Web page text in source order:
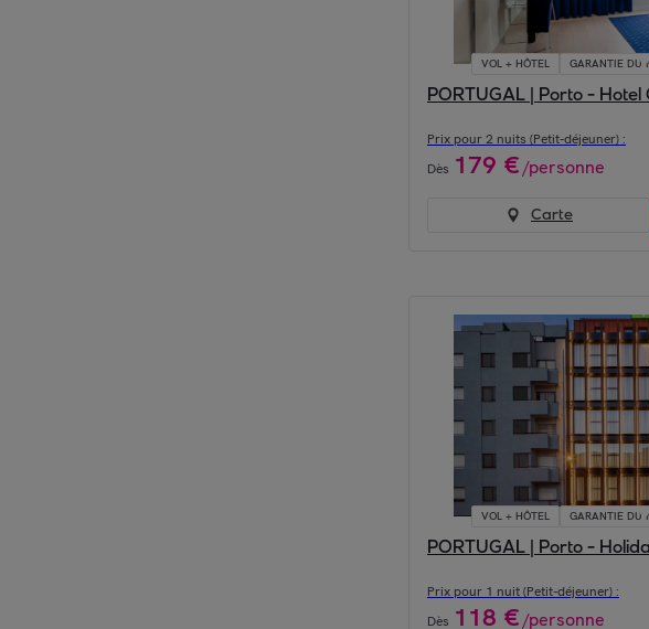
VOL + HÔTEL GARANTIE DU
PORTUGAL | Porto - Hotel
Prix pour 2 nuits (Petit-déjeuner) :
Dès 179 €/personne
Carte
VOL + HÔTEL GARANTIE DU
Prix pour 1 nuit (Petit-déjeuner) :
Dès 118 €/personne